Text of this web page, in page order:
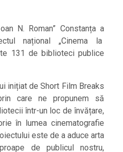
N. Roman” Constanța a
național „Cinema la
131 de biblioteci publice
inițiat de Short Film Breaks
care ne propunem să
într-un loc de învățare,
în lumea cinematografie
este de a aduce arta
de publicul nostru,